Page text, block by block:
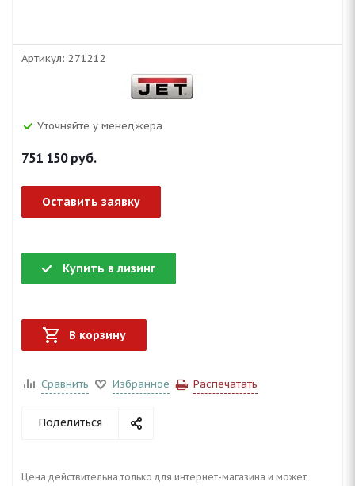
Артикул: 271212
Уточняйте у менеджера
751 150руб.
Оставить заявку
Купить в лизинг
В корзину
Сравнить Избранное Распечатать
Поделиться
Цена действительна только для интернет-магазина и может